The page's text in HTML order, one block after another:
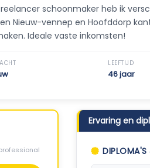
schoonmaker heb ik
Nieuw-vennep en Hoofddorp
Ideale vaste inkomsten!
LEEFTIJD
46 jaar
Ervaring en
DIPLOMA'S